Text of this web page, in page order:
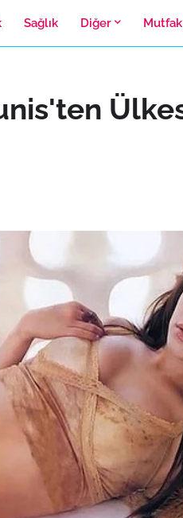
Sağlık Diğer